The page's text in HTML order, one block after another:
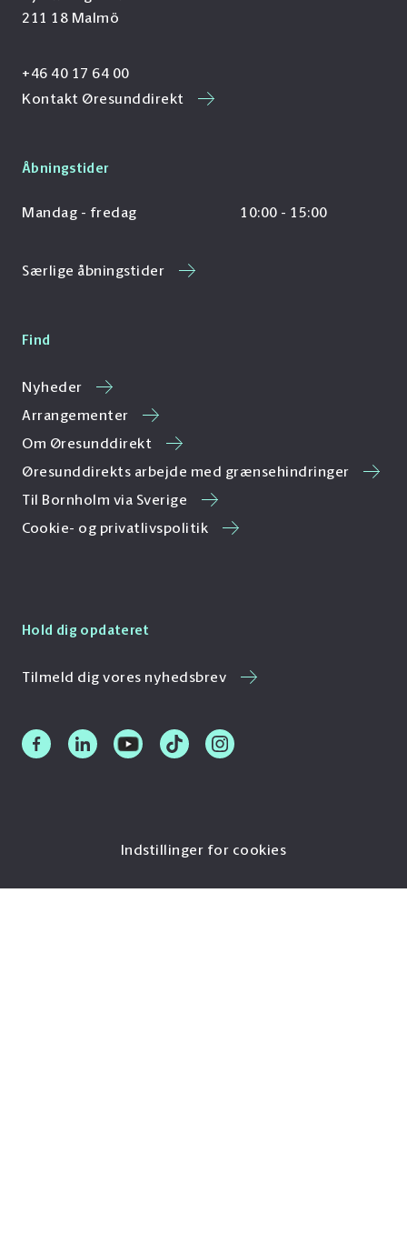
211 18 Malmö
+46 40 17 64 00
Kontakt Øresunddirekt
Åbningstider
Mandag - fredag 10:00 - 15:00
Særlige åbningstider
Find
Nyheder
Arrangementer
Om Øresunddirekt
Øresunddirekts arbejde med grænsehindringer
Til Bornholm via Sverige
Cookie- og privatlivspolitik
Hold dig opdateret
Tilmeld dig vores nyhedsbrev
Indstillinger for cookies